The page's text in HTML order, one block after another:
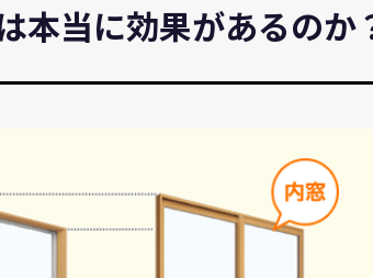
本当に効果があるのか